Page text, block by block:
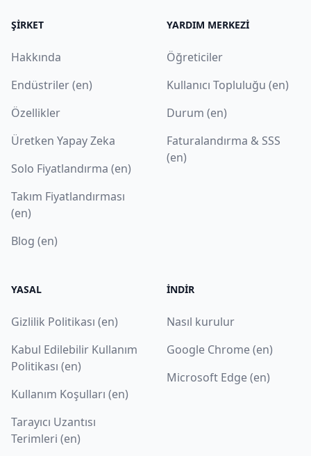
ŞIRKET
Hakkında
Endüstriler (en)
Özellikler
Üretken Yapay Zeka
Solo Fiyatlandırma (en)
Takım Fiyatlandırması
(en)
Blog (en)
YARDIM MERKEZI
Öğreticiler
Kullanıcı Topluluğu (en)
Durum (en)
Faturalandırma & SSS
(en)
YASAL
Gizlilik Politikası (en)
Kabul Edilebilir Kullanım
Politikası (en)
Kullanım Koşulları (en)
Tarayıcı Uzantısı
Terimleri (en)
İNDIR
Nasıl kurulur
Google Chrome (en)
Microsoft Edge (en)